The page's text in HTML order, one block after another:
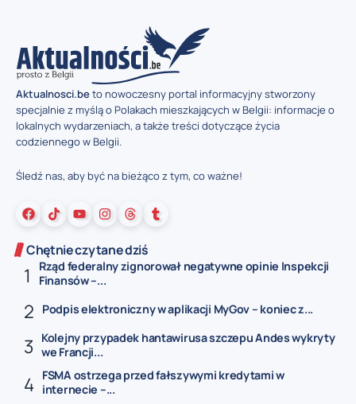
Aktualnosci.beto nowoczesny portal informacyjny stworzony
specjalnie z myślą o Polakach mieszkających w Belgii: informacje o
lokalnych wydarzeniach, a także treści dotyczące życia
codziennego w Belgii.
Śledź nas, aby być na bieżąco z tym, co ważne!
Chętnie czytane dziś
Rząd federalny zignorował negatywne opinie Inspekcji
Finansów –...
Podpis elektroniczny w aplikacji MyGov – koniec z...
Kolejny przypadek hantawirusa szczepu Andes wykryty
we Francji...
FSMA ostrzega przed fałszywymi kredytami w
internecie –...